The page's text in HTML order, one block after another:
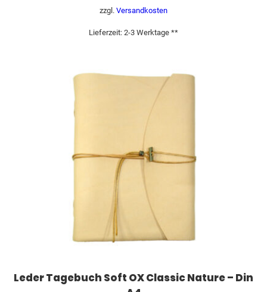
zzgl. Versandkosten
Lieferzeit: 2-3 Werktage **
Leder Tagebuch Soft OX Classic Nature – Din